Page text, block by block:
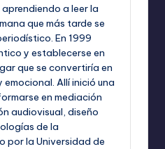
a leer la
que más tarde se
En 1999
y establecerse en
que se convertiría en
Allí inició una
en mediación
audiovisual, diseño
de la
por la Universidad de